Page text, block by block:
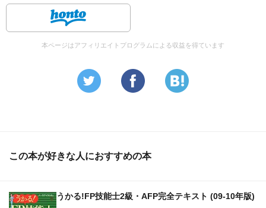
本ページはアフィリエイトプログラムによる収益を得ています
この本が好きな人におすすめの本
うかる!FP技能士2級・AFP完全テキスト (09‐10年版)